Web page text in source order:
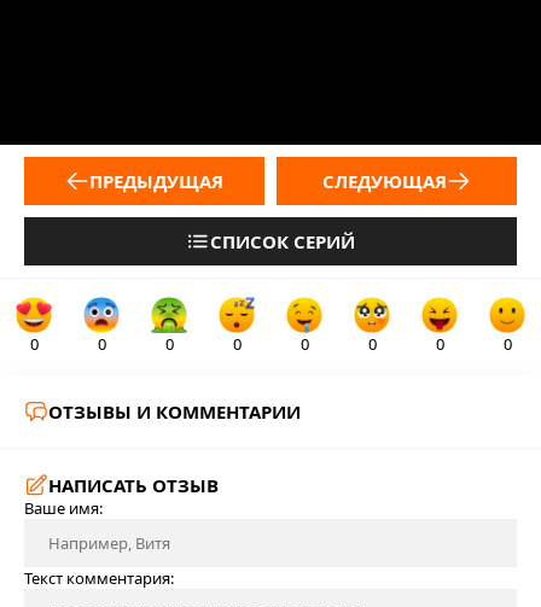
ПРЕДЫДУЩАЯ
СПИСОК СЕРИЙ
СЛЕДУЮЩАЯ
0 0 0 0 0 0 0 0
ОТЗЫВЫ И КОММЕНТАРИИ
НАПИСАТЬ ОТЗЫВ
Ваше имя:
Текст комментария: